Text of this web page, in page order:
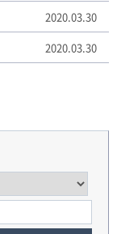
2020.03.30
2020.03.30